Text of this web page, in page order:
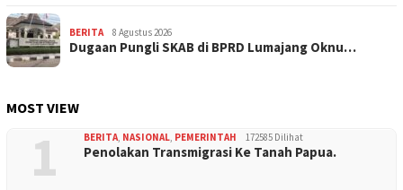
BERITA 8 Agustus 2026
Dugaan Pungli SKAB di BPRD Lumajang Oknu…
MOST VIEW
1 BERITA, NASIONAL, PEMERINTAH 172585 Dilihat
Penolakan Transmigrasi Ke Tanah Papua.